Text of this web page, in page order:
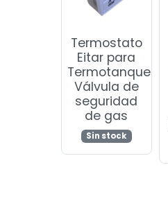
Termostato
Eitar para
Termotanque
Válvula de
seguridad
de gas
Sin stock